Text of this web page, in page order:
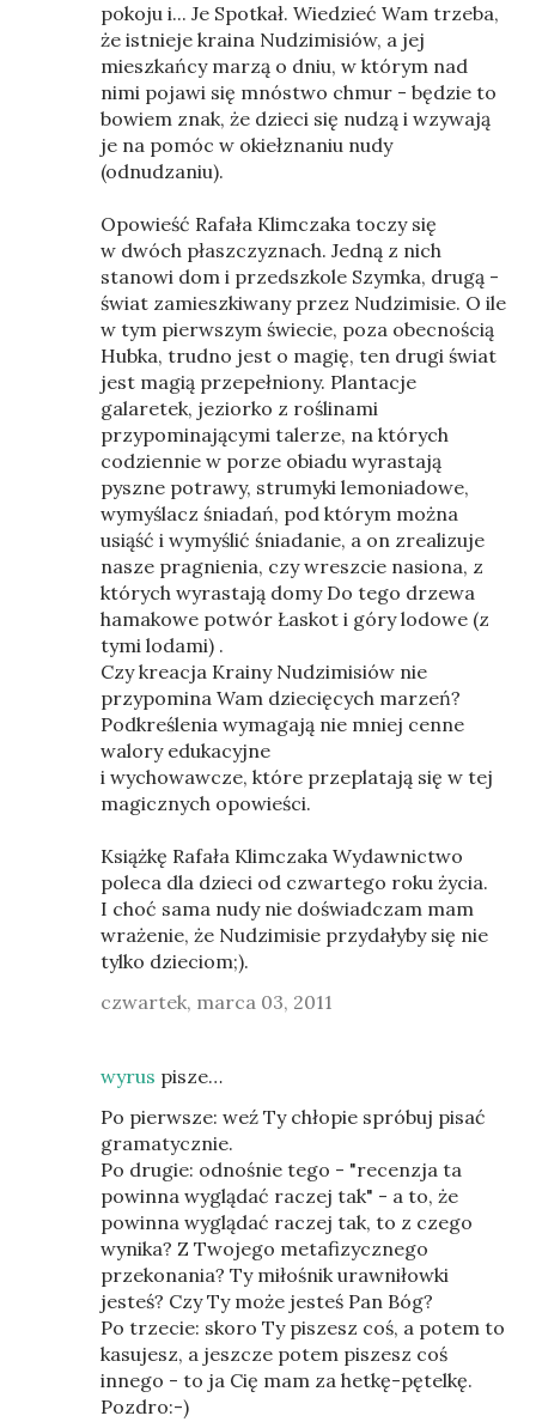
pokoju i... Je Spotkał. Wiedzieć Wam trzeba,
że istnieje kraina Nudzimisiów, a jej
mieszkańcy marzą o dniu, w którym nad
nimi pojawi się mnóstwo chmur - będzie to
bowiem znak, że dzieci się nudzą i wzywają
je na pomóc w okiełznaniu nudy
(odnudzaniu).
Opowieść Rafała Klimczaka toczy się
w dwóch płaszczyznach. Jedną z nich
stanowi dom i przedszkole Szymka, drugą -
świat zamieszkiwany przez Nudzimisie. O ile
w tym pierwszym świecie, poza obecnością
Hubka, trudno jest o magię, ten drugi świat
jest magią przepełniony. Plantacje
galaretek, jeziorko z roślinami
przypominającymi talerze, na których
codziennie w porze obiadu wyrastają
pyszne potrawy, strumyki lemoniadowe,
wymyślacz śniadań, pod którym można
usiąść i wymyślić śniadanie, a on zrealizuje
nasze pragnienia, czy wreszcie nasiona, z
których wyrastają domy Do tego drzewa
hamakowe potwór Łaskot i góry lodowe (z
tymi lodami) .
Czy kreacja Krainy Nudzimisiów nie
przypomina Wam dziecięcych marzeń?
Podkreślenia wymagają nie mniej cenne
walory edukacyjne
i wychowawcze, które przeplatają się w tej
magicznych opowieści.
Książkę Rafała Klimczaka Wydawnictwo
poleca dla dzieci od czwartego roku życia.
I choć sama nudy nie doświadczam mam
wrażenie, że Nudzimisie przydałyby się nie
tylko dzieciom;).
czwartek, marca 03, 2011
wyrus pisze…
Po pierwsze: weź Ty chłopie spróbuj pisać
gramatycznie.
Po drugie: odnośnie tego - "recenzja ta
powinna wyglądać raczej tak" - a to, że
powinna wyglądać raczej tak, to z czego
wynika? Z Twojego metafizycznego
przekonania? Ty miłośnik urawniłowki
jesteś? Czy Ty może jesteś Pan Bóg?
Po trzecie: skoro Ty piszesz coś, a potem to
kasujesz, a jeszcze potem piszesz coś
innego - to ja Cię mam za hetkę-pętelkę.
Pozdro:-)